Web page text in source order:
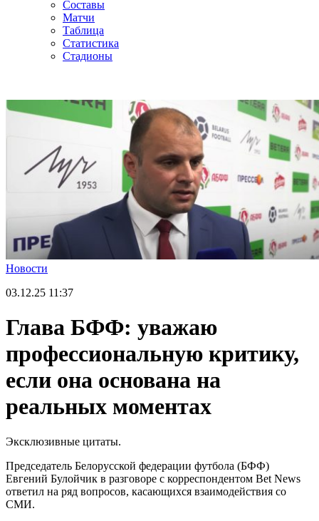
Составы
Матчи
Таблица
Статистика
Стадионы
Новости
03.12.25 11:37
Глава БФФ: уважаю
профессиональную критику,
если она основана на
реальных моментах
Эксклюзивные цитаты.
Председатель Белорусской федерации футбола (БФФ)
Евгений Булойчик в разговоре с корреспондентом Bet News
ответил на ряд вопросов, касающихся взаимодействия со
СМИ.